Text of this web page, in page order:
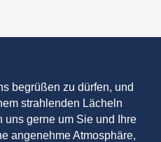
begrüßen zu dürfen, und
strahlenden Lächeln
uns gerne um Sie und Ihre
angenehme Atmosphäre,